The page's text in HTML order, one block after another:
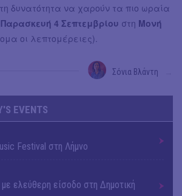
δυνατότητα να χαρούν τα πιο ωραία
Παρασκευή 4 Σεπτεμβρίου στη Μονή
οι λεπτομέρειες).
Σόνια Βλάντη
EVENTS
Festival στη Λήμνο
ελεύθερη είσοδο στη Δημοτική